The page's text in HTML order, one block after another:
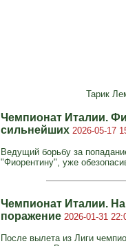
Тарик
Чемпионат Италии.
сильнейших 2026-05-17
Ведущий борьбу за
"Фиорентину", уже
Чемпионат Италии.
поражение 2026-01-31
После вылета из Лиги